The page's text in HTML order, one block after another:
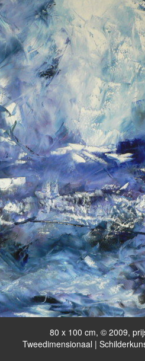
80 x 100 cm, © 2009,
Tweedimensionaal |